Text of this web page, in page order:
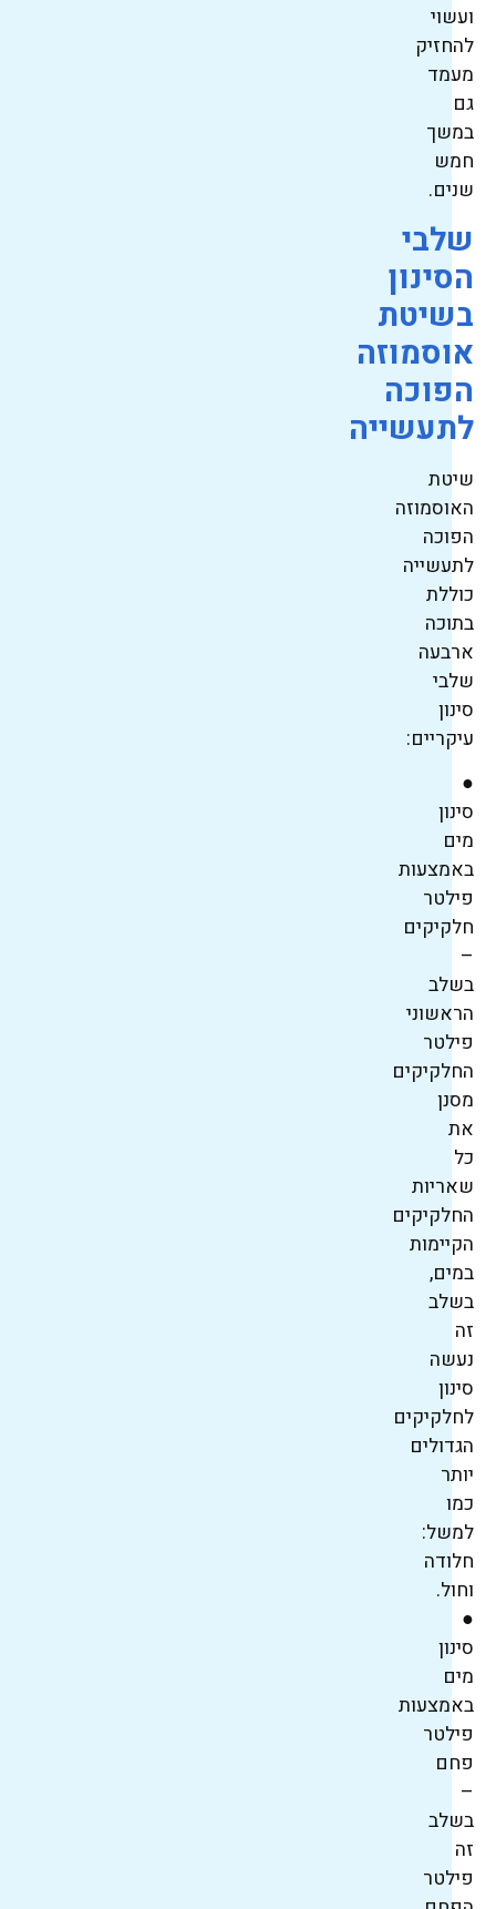
ועשוי
להחזיק
מעמד
גם
במשך
חמש
שנים.
שלבי
הסינון
בשיטת
אוסמוזה
הפוכה
לתעשייה
שיטת
האוסמוזה
הפוכה
לתעשייה
כוללת
בתוכה
ארבעה
שלבי
סינון
עיקריים:
●
סינון
מים
באמצעות
פילטר
חלקיקים
–
בשלב
הראשוני
פילטר
החלקיקים
מסנן
את
כל
שאריות
החלקיקים
הקיימות
במים,
בשלב
זה
נעשה
סינון
לחלקיקים
הגדולים
יותר
כמו
למשל:
חלודה
וחול.
●
סינון
מים
באמצעות
פילטר
פחם
–
בשלב
זה
פילטר